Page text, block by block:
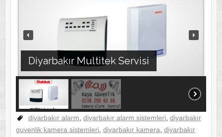
Diyarbakır Multitek Servisi
diyarbakır alarm, diyarbakır alarm sistemleri, diyarbakır
guvenlik kamera sistemleri, diyarbakır kamera, diyarbakır